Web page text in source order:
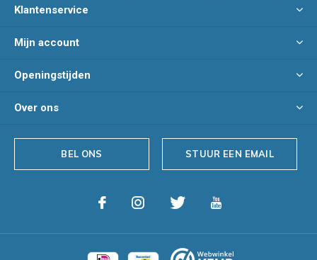
Klantenservice
Mijn account
Openingstijden
Over ons
BEL ONS STUUR EEN EMAIL